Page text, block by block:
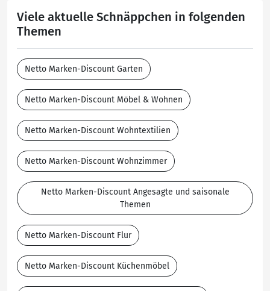
Viele aktuelle Schnäppchen in folgenden
Themen
Netto Marken-Discount Garten
Netto Marken-Discount Möbel & Wohnen
Netto Marken-Discount Wohntextilien
Netto Marken-Discount Wohnzimmer
Netto Marken-Discount Angesagte und saisonale
Themen
Netto Marken-Discount Flur
Netto Marken-Discount Küchenmöbel